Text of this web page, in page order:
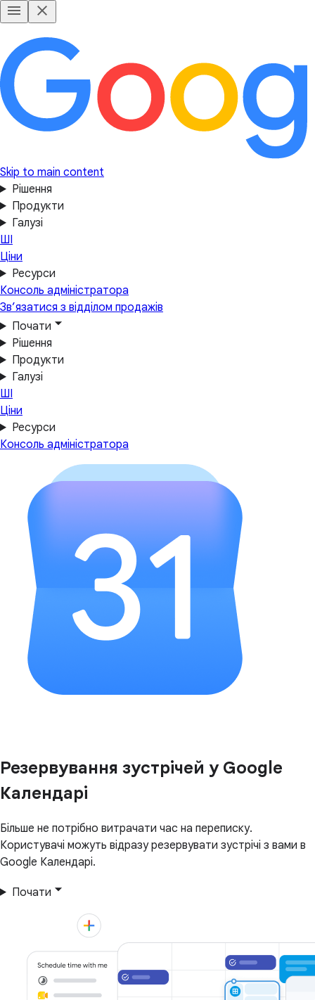
Skip to main content
Рішення
Продукти
Галузі
ШІ
Ціни
Ресурси
Консоль адміністратора
Зв’язатися з відділом продажів
Почати
Рішення
Продукти
Галузі
ШІ
Ціни
Ресурси
Консоль адміністратора
Резервування зустрічей у Google
Календарі
Більше не потрібно витрачати час на переписку.
Користувачі можуть відразу резервувати зустрічі з вами в
Google Календарі.
Почати